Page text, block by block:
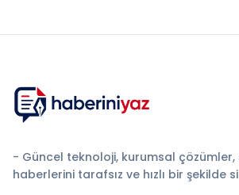
- Güncel teknoloji, kurumsal
haberlerini tarafsız ve hızlı bir şekilde